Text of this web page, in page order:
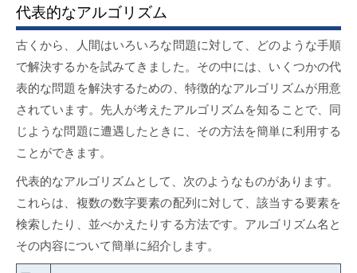
代表的なアルゴリズム
古くから、人間はいろいろな問題に対して、どのような手順
で解決するかを試みてきました。その中には、いくつかの代
表的な問題を解決するための、特徴的なアルゴリズムが用意
されています。先人が考えたアルゴリズムを知ることで、同
じような問題に遭遇したときに、その方法を簡単に利用する
ことができます。
代表的なアルゴリズムとして、次のようなものがあります。
これらは、複数の数字要素の配列に対して、該当する要素を
検索したり、並べかえたりする方法です。アルゴリズム名と
その内容について簡単に紹介します。